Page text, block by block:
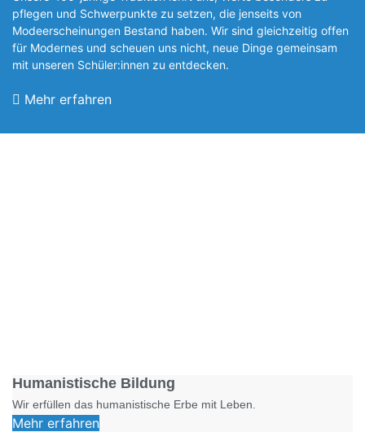
pflegen und Schwerpunkte zu setzen, die jen­seits von
Modeerscheinungen Be­stand haben. Wir sind gleichzeitig offen
für Modernes und scheuen uns nicht, neue Dinge gemeinsam
mit unseren Schüler:innen zu entde­cken.
Mehr erfahren
Humanistische Bildung
Wir erfüllen das humanistische Erbe mit Leben.
Mehr erfahren